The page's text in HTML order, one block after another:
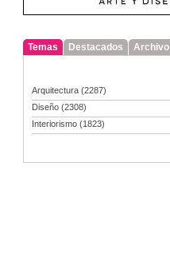
Temas Destacados Archivo
Arquitectura (2287)
Diseño (2308)
Interiorismo (1823)